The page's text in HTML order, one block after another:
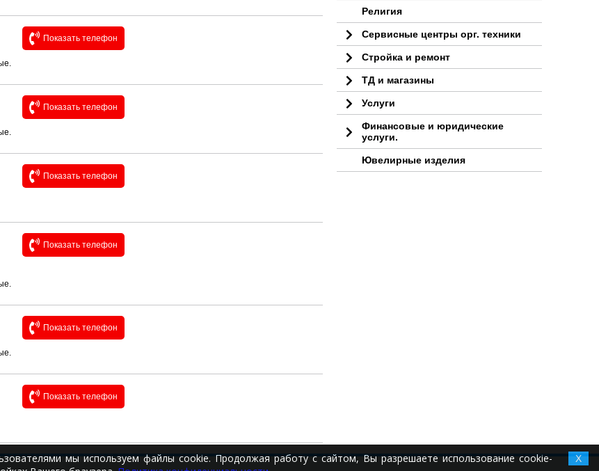
Показать телефон
Показать телефон
Показать телефон
Показать телефон
Показать телефон
Показать телефон
Религия
Сервисные центры орг. техники
Стройка и ремонт
ТД и магазины
Услуги
Финансовые и юридические
услуги.
Ювелирные изделия
мы используем файлы cookie. Продолжая работу с сайтом, Вы разрешаете использование cookie-
X